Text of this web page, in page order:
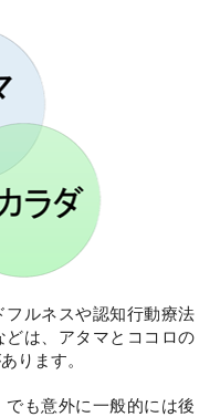
ルネスや認知行動療法
は、アタマとココロの
ります。
も意外に一般的には後